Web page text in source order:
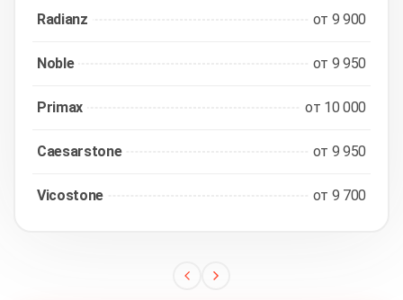
Radianz от 9 900
Noble от 9 950
Primax от 10 000
Caesarstone от 9 950
Vicostone от 9 700